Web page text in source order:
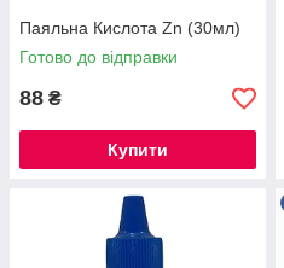
Паяльна Кислота Zn (30мл)
Готово до відправки
88 ₴
Купити